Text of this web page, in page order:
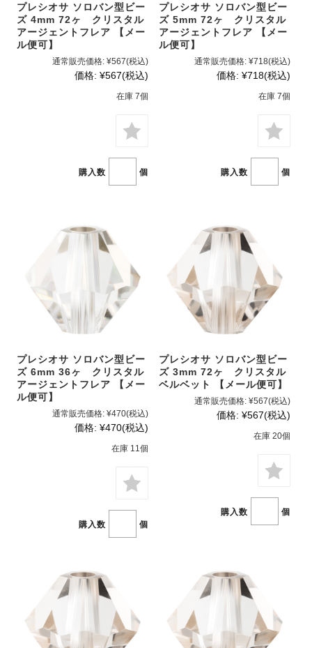
プレシオサ ソロバン型ビー
ズ 4mm 72ヶ クリスタル
アージェントフレア 【メー
ル便可】
通常販売価格: ¥567(税込)
価格: ¥567(税込)
在庫 7個
購入数 個
プレシオサ ソロバン型ビー
ズ 5mm 72ヶ クリスタル
アージェントフレア 【メー
ル便可】
通常販売価格: ¥718(税込)
価格: ¥718(税込)
在庫 7個
購入数 個
プレシオサ ソロバン型ビー
ズ 6mm 36ヶ クリスタル
アージェントフレア 【メー
ル便可】
通常販売価格: ¥470(税込)
価格: ¥470(税込)
在庫 11個
購入数 個
プレシオサ ソロバン型ビー
ズ 3mm 72ヶ クリスタル
ベルベット 【メール便可】
通常販売価格: ¥567(税込)
価格: ¥567(税込)
在庫 20個
購入数 個